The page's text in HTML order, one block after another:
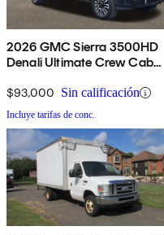
2026 GMC Sierra 3500HD
Denali Ultimate Crew Cab
$93,000 Sin calificación
Incluye tarifas de conc.